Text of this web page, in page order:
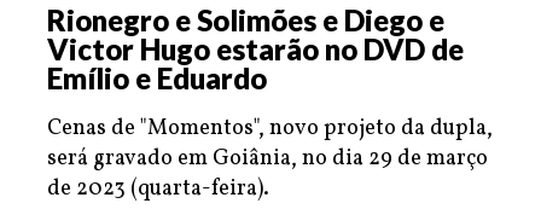
Rionegro e Solimões e Diego e
Victor Hugo estarão no DVD de
Emílio e Eduardo
Cenas de "Momentos", novo projeto da dupla,
será gravado em Goiânia, no dia 29 de março
de 2023 (quarta-feira).